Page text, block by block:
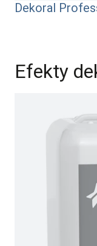
Dekoral
Efekty